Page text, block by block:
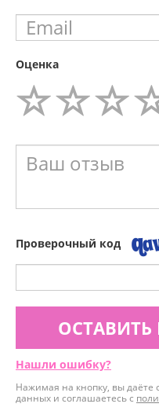
Оценка
Проверочный код
Нашли ошибку?
Нажимая на кнопку, вы даёте
данных и соглашаетесь с